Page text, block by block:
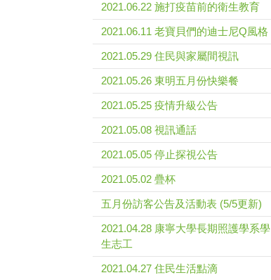
2021.06.22 施打疫苗前的衛生教育
2021.06.11 老寶貝們的迪士尼Q風格
2021.05.29 住民與家屬間視訊
2021.05.26 東明五月份快樂餐
2021.05.25 疫情升級公告
2021.05.08 視訊通話
2021.05.05 停止探視公告
2021.05.02 疊杯
五月份訪客公告及活動表 (5/5更新)
2021.04.28 康寧大學長期照護學系學
生志工
2021.04.27 住民生活點滴